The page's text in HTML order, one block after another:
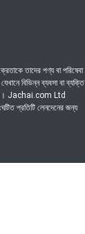
তাদের পণ্য বা পরিষেবা
বিভিন্ন ব্যবসা বা ব্যক্তি
Jachai.com Ltd
প্রতিটি লেনদেনের জন্য